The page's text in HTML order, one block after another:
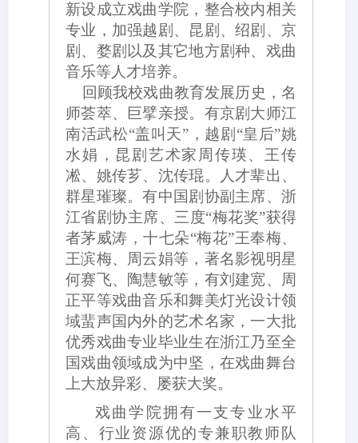
新设成立戏曲学院，整合校内相关
专业，加强越剧、昆剧、绍剧、京
剧、婺剧以及其它地方剧种、戏曲
音乐等人才培养。
回顾我校戏曲教育发展历史，名
师荟萃、巨擘亲授。有京剧大师江
南活武松“盖叫天”，越剧“皇后”姚
水娟，昆剧艺术家周传瑛、王传
凇、姚传芗、沈传琨。人才辈出、
群星璀璨。有中国剧协副主席、浙
江省剧协主席、三度“梅花奖”获得
者茅威涛，十七朵“梅花”王奉梅、
王滨梅、周云娟等，著名影视明星
何赛飞、陶慧敏等，有刘建宽、周
正平等戏曲音乐和舞美灯光设计领
域蜚声国内外的艺术名家，一大批
优秀戏曲专业毕业生在浙江乃至全
国戏曲领域成为中坚，在戏曲舞台
上大放异彩、屡获大奖。
戏曲学院拥有一支专业水平
高、行业资源优的专兼职教师队